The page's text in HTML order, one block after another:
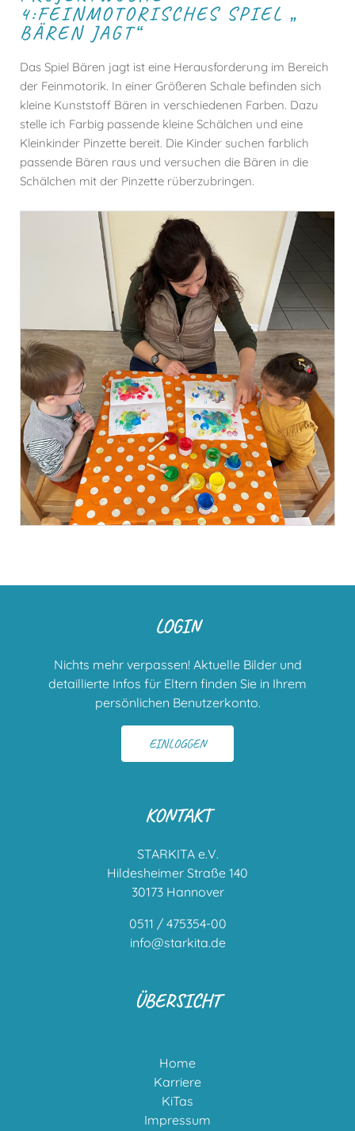
4:FEINMOTORISCHES SPIEL „
BÄREN JAGT“
Das Spiel Bären jagt ist eine Herausforderung im Bereich
der Feinmotorik. In einer Größeren Schale befinden sich
kleine Kunststoff Bären in verschiedenen Farben. Dazu
stelle ich Farbig passende kleine Schälchen und eine
Kleinkinder Pinzette bereit. Die Kinder suchen farblich
passende Bären raus und versuchen die Bären in die
Schälchen mit der Pinzette rüberzubringen.
LOGIN
Nichts mehr verpassen! Aktuelle Bilder und
detaillierte Infos für Eltern finden Sie in Ihrem
persönlichen Benutzerkonto.
EINLOGGEN
KONTAKT
STARKITA e.V.
Hildesheimer Straße 140
30173 Hannover
0511 / 475354-00
info@starkita.de
ÜBERSICHT
Home
Karriere
KiTas
Impressum